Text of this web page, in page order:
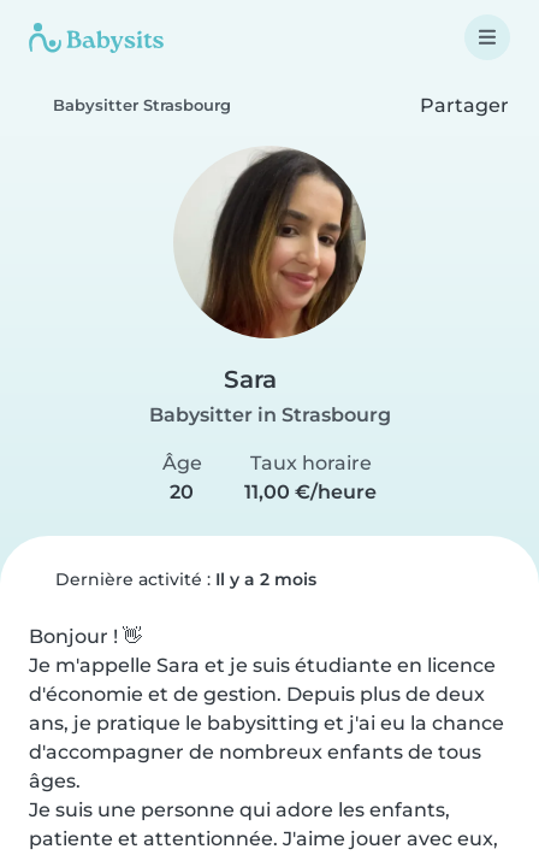
Babysitter Strasbourg Partager
Sara
Babysitter in Strasbourg
Âge
20
Taux horaire
11,00 €/heure
Dernière activité : Il y a 2 mois
Bonjour ! 👋
Je m'appelle Sara et je suis étudiante en licence
d'économie et de gestion. Depuis plus de deux
ans, je pratique le babysitting et j'ai eu la chance
d'accompagner de nombreux enfants de tous
âges.
Je suis une personne qui adore les enfants,
patiente et attentionnée. J'aime jouer avec eux,